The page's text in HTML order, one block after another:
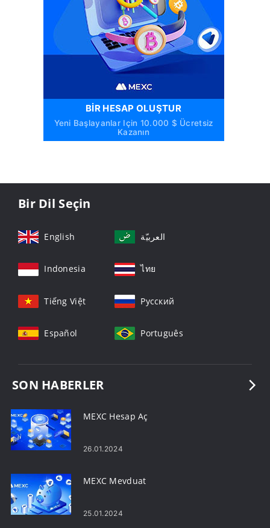
BIR HESAP OLUŞTUR
Yeni Başlayanlar Için 10.000 $ Ücretsiz
Kazanın
Bir Dil Seçin
English العربيّة
Indonesia ไทย
Tiếng Việt Русский
Español Português
SON HABERLER
MEXC Hesap Aç
26.01.2024
MEXC Mevduat
25.01.2024